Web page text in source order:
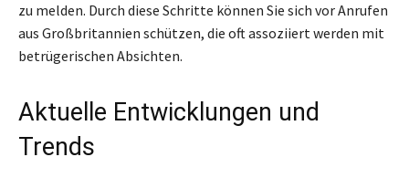
zu melden. Durch diese Schritte können Sie sich vor Anrufen
aus Großbritannien schützen, die oft assoziiert werden mit
betrügerischen Absichten.
Aktuelle Entwicklungen und
Trends